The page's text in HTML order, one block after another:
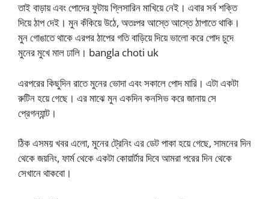
তাই বাড়ায় এবং পোদের ফুটায় গ্লিসারিন মাখিয়ে নেই। এবার সর্ব শক্তি
দিয়ে ঠাপ দেই। মুন কঁকিয়ে উঠে, অতঃপর আস্তে আস্তে ঠাপাতে থাকি।
মুন গোঙাতে থাকে এরপর ঠাপের গতি বাড়িয়ে দিয়ে ভালো করে পোদ চুদে
মুনের মুখে মাল ঢালি। bangla choti uk
এরপরের কিছুদিন রাতে মুনের ভোদা এবং সকালে পোদ মারি। এটা একটা
রুটিন হয়ে গেছে। এর মাঝে মুন একদিন কনসিভ করে জানায় সে
প্রেগন্যান্ট।
ঠিক এসময় খবর এলো, মুনের ট্রেনিং এর ডেট পাকা হয়ে গেছে, সামনের দিন
থেকে জয়নিং, ফার্ম থেকে একটা কোয়ার্টার দিবে আমরা পরের দিন থেকে
সেখানে থাকবো।